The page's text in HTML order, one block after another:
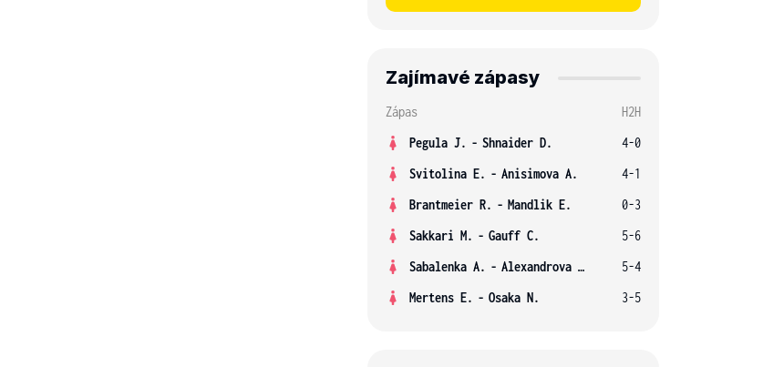
Zajímavé zápasy
Zápas
H2H
Pegula J. - Shnaider D.
4-0
Svitolina E. - Anisimova A.
4-1
Brantmeier R. - Mandlik E.
0-3
Sakkari M. - Gauff C.
5-6
Sabalenka A. - Alexandrova E.
5-4
Mertens E. - Osaka N. 3-5